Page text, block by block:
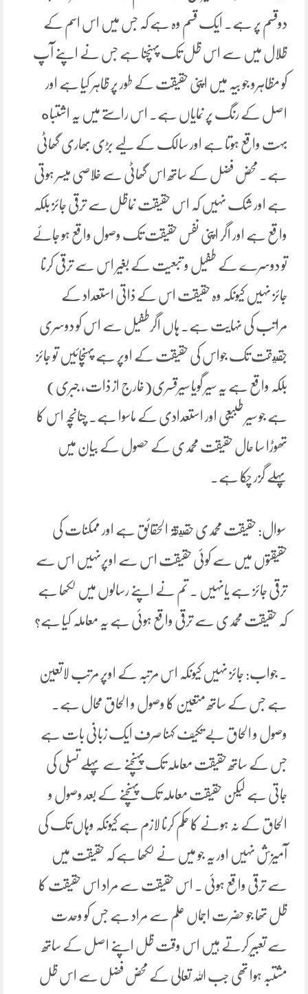
دوقسم پر ہے۔ ایک قسم وہ ہے کہ جس میں اس اسم کے
ظلال میں سے اس ظل تک پہنچنا ہے جس نے اپنے آپ
کو مظاہرو جو بیہ میں اپنی حقیقت کے طور پر ظاہر کیا ہے اور
اصل کے رنگ پر نمایاں ہے۔ اس راستے میں یہ اشتباه
بہت واقع ہوتا ہے اور سالک کے لیے بڑی بھاری گھاٹی
ہے۔ محض فضل کے ساتھ اس گھاٹی سے خلاصی میسر ہوتی
ہے اور شک نہیں کہ اس حقیقت نماظل سے ترقی جائز بلکہ
واقع ہے اور اگر اپنی نفس حقیقت تک وصول واقع ہو جائے
تو دوسرے کے طفیل و تبعیت کے بغیر اس سے ترقی کرنا
جائز نہیں کیونکہ وہ حقیقت اس کے ذاتی استعداد کے
مراتب کی نہایت ہے۔ ہاں اگرطفیل سے اس کو دوسری
جقيقت تک جواس کی حقیقت کے اوپر ہے پہنچائیں تو جائز
بلکہ واقع ہے یہ سیر گویا سیرقسری(خارج از ذات، جبری)
ہے جو سیر طبیعی اور استعدادی کے ماسوا ہے۔ چنانچہ اس کا
تھوڑا سا حال حقیقت محمدی کے حصول کے بیان میں
پہلے گزر چکا ہے۔
سوال: حقیقت محمدی حقيقۃ الحقائق ہے اور ممکنات کی
حقیقتوں میں سے کوئی حقیقت اس سے اوپرنہیں اس سے
ترقی جائز ہے یانہیں ۔ تم نے اپنے رسالوں میں لکھا ہے
کہ حقیقت محمدی سے ترقی واقع ہوئی ہے یہ معاملہ کیا ہے؟
. جواب: جائز نہیں کیونکہ اس مرتبہ کے اوپر مرتب لاتعین
ہے جس کے ساتھ متعین کا وصول و الحاق محال ہے۔
وصول و الحاق بے تکیف کہنا صرف ایک زبانی بات ہے
جس کے ساتھ حقیقت معاملہ تک پہنچنے سے پہلے تسلی کی
جاتی ہے لیکن حقیقت معاملہ تک پہنچنے کے بعد وصول و
الحاق کے نہ ہونے کا حکم کرنا لازم ہے کیونکہ وہاں تک کی
آمیزش نہیں اور یہ جو میں نے لکھا ہے کہ حقیقت میں
سے ترقی واقع ہوئی ۔ اس حقیقت سے مراد اس حقیقت کا
ظل تھا جو حضرت اجماں علم سے مراد ہے جس کو وحدت
سے تعبیر کرتے ہیں اس وقت ظل اپنے اصل کے ساتھ
مشتبہ ہوا تھی جب اللہ تعالی کے محض فضل سے اس ظل